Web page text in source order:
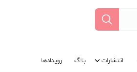
انتشارات بلاگ رویدادها